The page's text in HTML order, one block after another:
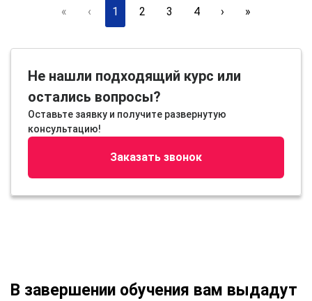
« ‹ 1 2 3 4 › »
Не нашли подходящий курс или
остались вопросы?
Оставьте заявку и получите развернутую
консультацию!
Заказать звонок
В завершении обучения вам выдадут